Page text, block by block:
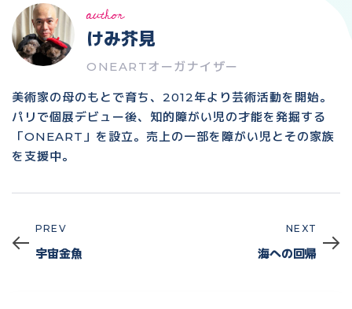
author
けみ芥見
ONEARTオーガナイザー
美術家の母のもとで育ち、2012年より芸術活動を開始。
パリで個展デビュー後、知的障がい児の才能を発掘する
「ONEART」を設立。売上の一部を障がい児とその家族
を支援中。
Prev
PREV
宇宙金魚
NEXT
海への回帰